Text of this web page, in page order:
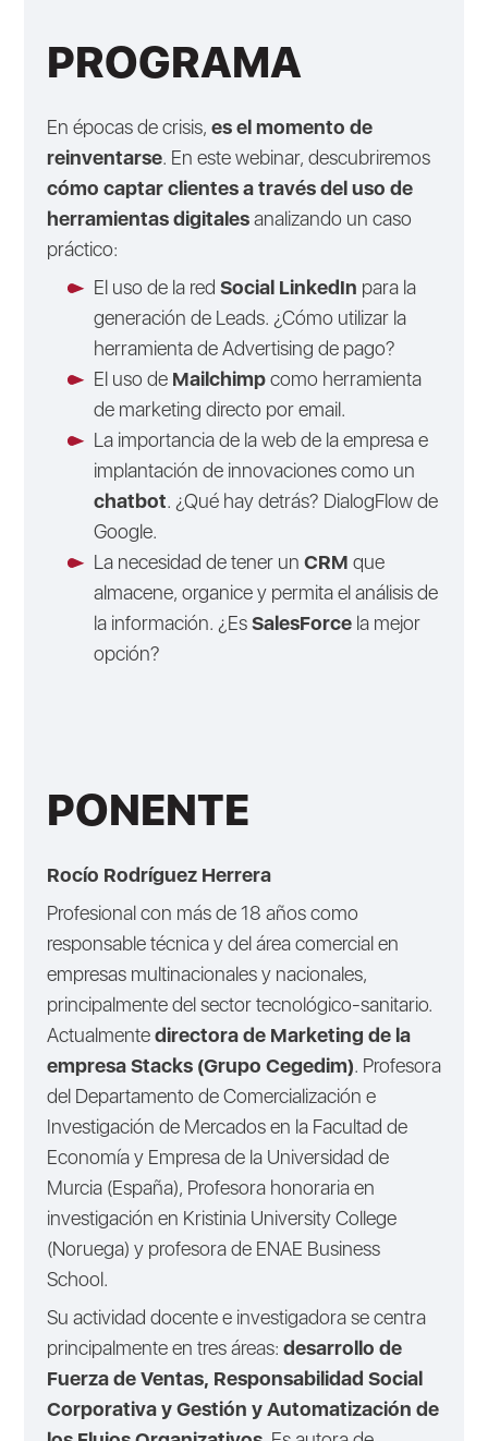
PROGRAMA
En épocas de crisis, es el momento de
reinventarse. En este webinar, descubriremos
cómo captar clientes a través del uso de
herramientas digitalesanalizando un caso
práctico:
El uso de la red Social LinkedIn para la
generación de Leads. ¿Cómo utilizar la
herramienta de Advertising de pago?
El uso de Mailchimpcomo herramienta
de marketing directo por email.
La importancia de la web de la empresa e
implantación de innovaciones como un
chatbot. ¿Qué hay detrás? DialogFlow de
Google.
La necesidad de tener un CRM que
almacene, organice y permita el análisis de
la información. ¿EsSalesForce la mejor
opción?
PONENTE
Rocío Rodríguez Herrera
Profesional con más de 18 años como
responsable técnica y del área comercial en
empresas multinacionales y nacionales,
principalmente del sector tecnológico-sanitario.
Actualmentedirectora de Marketing de la
empresa Stacks (Grupo Cegedim). Profesora
del Departamento de Comercialización e
Investigación de Mercados en la Facultad de
Economía y Empresa de la Universidad de
Murcia (España), Profesora honoraria en
investigación en Kristinia University College
(Noruega) y profesora de ENAE Business
School.
Su actividad docente e investigadora se centra
principalmente en tres áreas: desarrollo de
Fuerza de Ventas, Responsabilidad Social
Corporativa y Gestión y Automatización de